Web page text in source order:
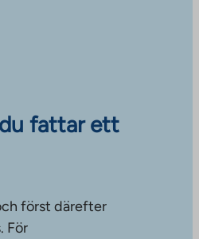
fattar ett
först därefter
För